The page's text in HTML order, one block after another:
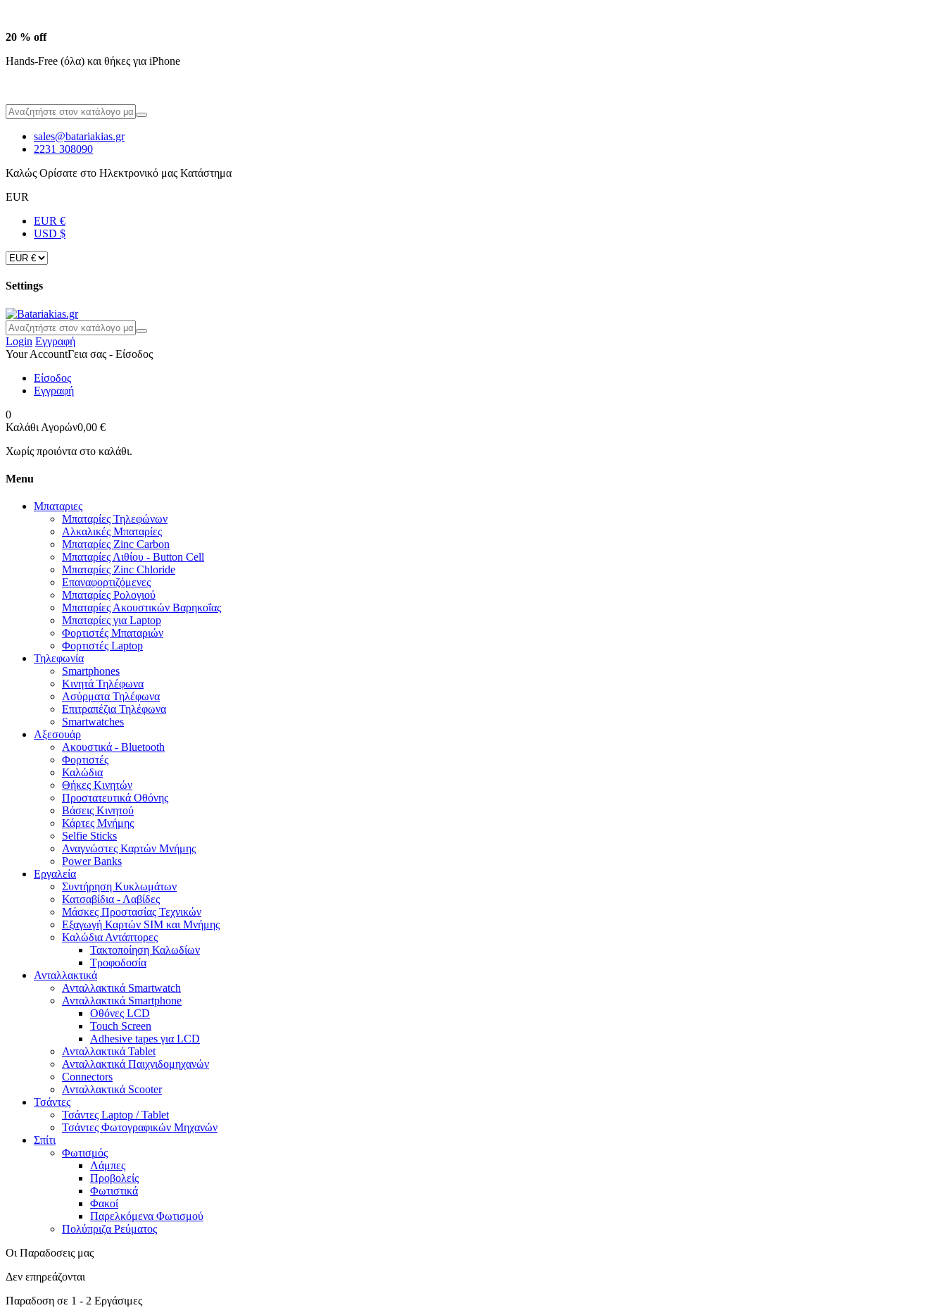
20 % off
Hands-Free (όλα) και θήκες για iPhone
sales@batariakias.gr
2231 308090
Καλώς Ορίσατε στο Ηλεκτρονικό μας Κατάστημα
EUR
EUR €
USD $
Settings
Login Εγγραφή
Your AccountΓεια σας - Είσοδος
Είσοδος
Εγγραφή
0
Καλάθι Αγορών0,00 €
Χωρίς προιόντα στο καλάθι.
Menu
Μπαταριες
Μπαταρίες Τηλεφώνων
Αλκαλικές Μπαταρίες
Μπαταρίες Zinc Carbon
Μπαταρίες Λιθίου - Button Cell
Μπαταρίες Zinc Chloride
Επαναφορτιζόμενες
Μπαταρίες Ρολογιού
Μπαταρίες Ακουστικών Βαρηκοΐας
Μπαταρίες για Laptop
Φορτιστές Μπαταριών
Φορτιστές Laptop
Τηλεφωνία
Smartphones
Κινητά Τηλέφωνα
Ασύρματα Τηλέφωνα
Επιτραπέζια Τηλέφωνα
Smartwatches
Αξεσουάρ
Ακουστικά - Bluetooth
Φορτιστές
Καλώδια
Θήκες Κινητών
Προστατευτικά Οθόνης
Βάσεις Κινητού
Κάρτες Μνήμης
Selfie Sticks
Αναγνώστες Καρτών Μνήμης
Power Banks
Εργαλεία
Συντήρηση Κυκλωμάτων
Κατσαβίδια - Λαβίδες
Μάσκες Προστασίας Τεχνικών
Εξαγωγή Καρτών SIM και Μνήμης
Καλώδια Αντάπτορες
Τακτοποίηση Καλωδίων
Τροφοδοσία
Ανταλλακτικά
Ανταλλακτικά Smartwatch
Ανταλλακτικά Smartphone
Οθόνες LCD
Touch Screen
Adhesive tapes για LCD
Ανταλλακτικά Tablet
Ανταλλακτικά Παιχνιδομηχανών
Connectors
Ανταλλακτικά Scooter
Τσάντες
Τσάντες Laptop / Tablet
Τσάντες Φωτoγραφικών Μηχανών
Σπίτι
Φωτισμός
Λάμπες
Προβολείς
Φωτιστικά
Φακοί
Παρελκόμενα Φωτισμού
Πολύπριζα Ρεύματος
Οι Παραδοσεις μας
Δεν επηρεάζονται
Παραδοση σε 1 - 2 Εργάσιμες